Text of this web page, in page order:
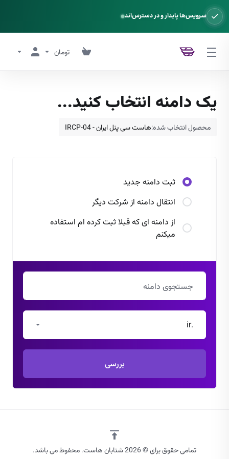
سرویس‌ها پایدار و در دسترس‌اند
تومان
یک دامنه انتخاب کنید...
محصول انتخاب شده:هاست سی پنل ایران - IRCP-04
ثبت دامنه جدید
انتقال دامنه از شرکت دیگر
از دامنه ای که قبلا ثبت کرده ام استفاده
میکنم
.ir
بررسی
تمامی حقوق برای © 2026 شتابان هاست. محفوط می باشد.